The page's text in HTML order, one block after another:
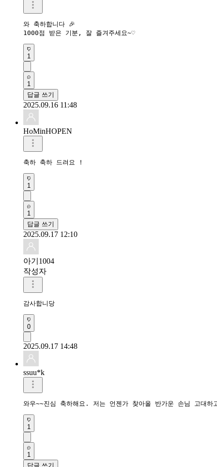
와 축하합니다 🎉
1000점 받은 기분, 잘 즐겨주세요~♡
1
1
답글 쓰기
2025.09.16 11:48
HoMinHOPEN
축하 축하 드려요 !
1
1
답글 쓰기
2025.09.17 12:10
아기1004
작성자
감사합니당
0
2025.09.17 14:48
ssuu*k
와우~~진심 축하해요. 저는 언젠가 찾아올 반가운 손님 고대하
1
1
답글 쓰기